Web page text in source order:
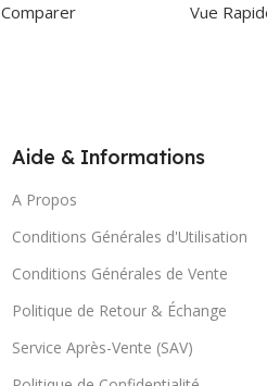
Comparer Vue
Aide & Informations
A Propos
Conditions Générales d'Utilisation
Conditions Générales de Vente
Politique de Retour & Échange
Service Après-Vente (SAV)